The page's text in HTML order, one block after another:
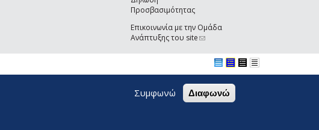
Προσβασιμότητας
Επικοινωνία με την Ομάδα
Ανάπτυξης του site(link sends e-mail)
Συμφωνώ Διαφωνώ